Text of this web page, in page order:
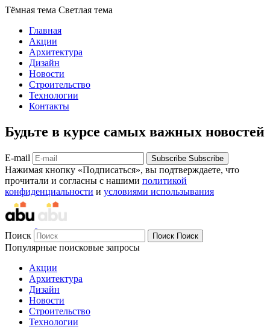
Тёмная тема Светлая тема
Главная
Акции
Архитектура
Дизайн
Новости
Строительство
Технологии
Контакты
Будьте в курсе самых важных новостей
E-mail Subscribe Subscribe
Нажимая кнопку «Подписаться», вы подтверждаете, что
прочитали и согласны с нашими политикой
конфиденциальности и условиями использывания
Поиск Поиск Поиск
Популярные поисковые запросы
Акции
Архитектура
Дизайн
Новости
Строительство
Технологии